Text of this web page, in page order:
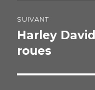
SUIVANT
Publication
suivante :
Harley
roues